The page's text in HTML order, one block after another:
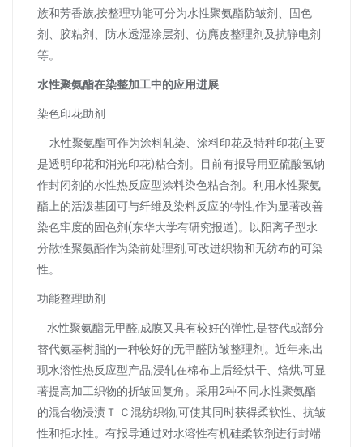
族和芳香族;按整理功能可分为水性聚氨酯防皱剂、固色
剂、胶粘剂、防水透湿涂层剂、仿麂皮整理剂及抗静电剂
等。
水性聚氨酯在染整加工中的应用进展
染色印花助剂
水性聚氨酯可作为涂料轧染、涂料印花及特种印花(主要
是透明印花和消光印花)粘合剂。目前有报导用亚硫酸氢钠
作封闭剂的水性热反应型涂料染色粘合剂。利用水性聚氨
酯上的活泼基团可与纤维及染料反应的特性,作为显著改善
染色牢度的固色剂(东华大学有研究报道)。以阳离子型水
分散性聚氨酯作为染前处理剂,可改进织物和无纺布的可染
性。
功能整理助剂
水性聚氨酯无甲醛,成膜又具有较好的弹性,是替代或部分
替代氨基树脂的一种较好的无甲醛防皱整理剂。近年来,出
现水溶性热反应型产品,浸轧在棉布上后经烘干、焙烘,可显
著提高加工织物的折皱回复角。采用2种不同水性聚氨酯
的混合物浸渍Ｔ Ｃ混纺织物,可使其同时获得柔软性、抗皱
性和拒水性。有报导通过对水溶性有机硅柔软剂进行封端